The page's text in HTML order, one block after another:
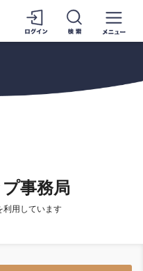
事務局
用しています